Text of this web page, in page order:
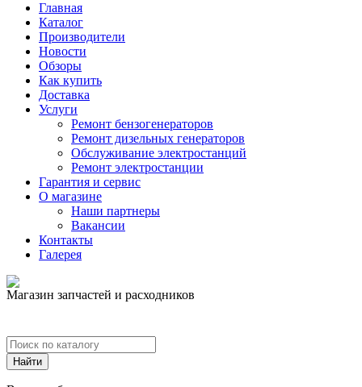
Главная
Каталог
Производители
Новости
Обзоры
Как купить
Доставка
Услуги
Ремонт бензогенераторов
Ремонт дизельных генераторов
Обслуживание электростанций
Ремонт электростанции
Гарантия и сервис
О магазине
Наши партнеры
Вакансии
Контакты
Галерея
Магазин запчастей и расходников